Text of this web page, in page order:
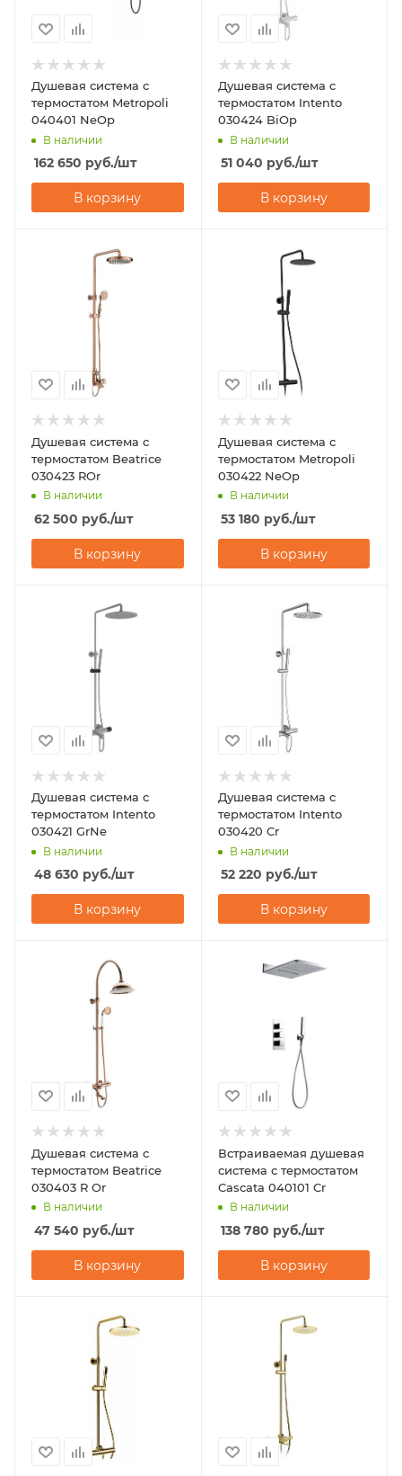
Душевая система с
термостатом Metropoli
040401 NeOp
В наличии
162 650 руб./шт
В корзину
Душевая система с
термостатом Intento
030424 BiOp
В наличии
51 040 руб./шт
В корзину
Душевая система с
термостатом Beatrice
030423 ROr
В наличии
62 500 руб./шт
В корзину
Душевая система с
термостатом Metropoli
030422 NeOp
В наличии
53 180 руб./шт
В корзину
Душевая система с
термостатом Intento
030421 GrNe
В наличии
48 630 руб./шт
В корзину
Душевая система с
термостатом Intento
030420 Cr
В наличии
52 220 руб./шт
В корзину
Душевая система с
термостатом Beatrice
030403 R Or
В наличии
47 540 руб./шт
В корзину
Встраиваемая душевая
система с термостатом
Cascata 040101 Cr
В наличии
138 780 руб./шт
В корзину